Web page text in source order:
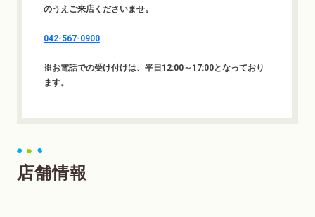
のうえご来店くださいませ。
042-567-0900
※お電話での受け付けは、平日12:00～17:00となっており
ます。
店舗情報